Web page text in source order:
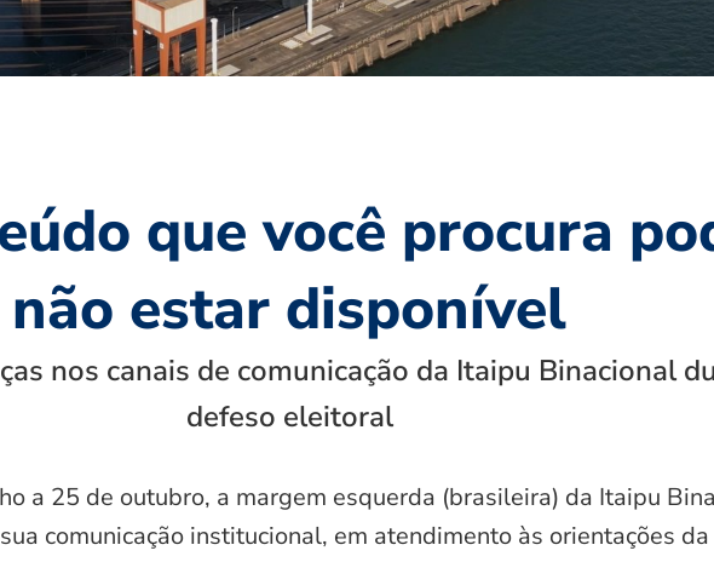
que você procura
não estar disponível
nos canais de comunicação da Itaipu Binacional
defeso eleitoral
a 25 de outubro, a margem esquerda (brasileira) da Itaipu
comunicação institucional, em atendimento às orientações da